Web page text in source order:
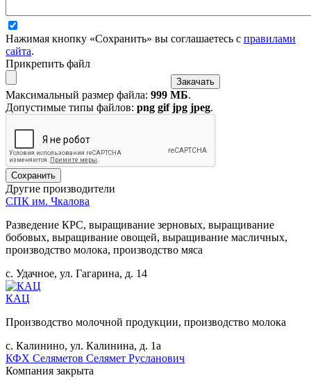
Нажимая кнопку «Сохранить» вы соглашаетесь с правилами
сайта.
Прикрепить файл
Максимальный размер файла: 999 МБ.
Допустимые типы файлов: png gif jpg jpeg.
Другие производители
СПК им. Чкалова
Разведение КРС, выращивание зерновых, выращивание
бобовых, выращивание овощей, выращивание масличных,
производство молока, производство мяса
с. Удачное, ул. Гагарина, д. 14
КАЦ
Производство молочной продукции, производство молока
с. Калинино, ул. Калинина, д. 1а
КФХ Селяметов Селямет Русланович
Компания закрыта